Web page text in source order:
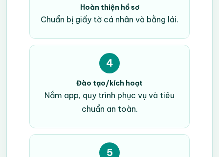
Hoàn thiện hồ sơ
Chuẩn bị giấy tờ cá nhân và bằng lái.
4
Đào tạo/kích hoạt
Nắm app, quy trình phục vụ và tiêu
chuẩn an toàn.
5